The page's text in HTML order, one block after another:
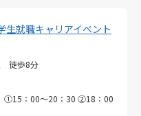
生就職キャリアイベント
徒歩8分
①15：00～20：30 ②18：00